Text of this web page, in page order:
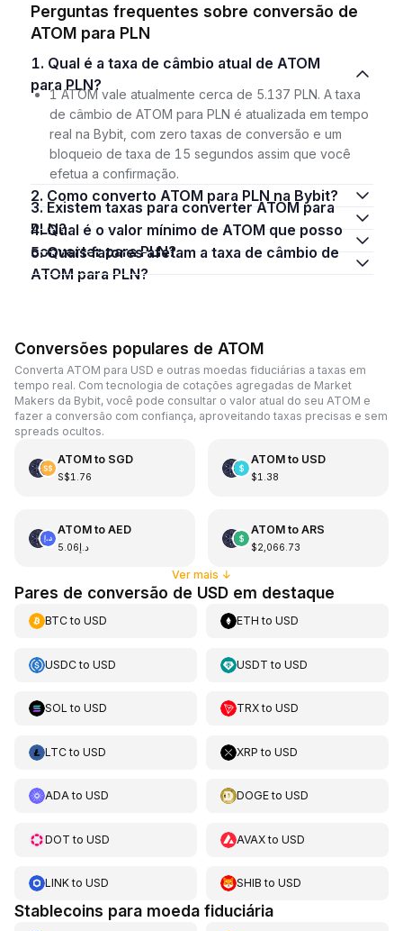
Perguntas frequentes sobre conversão de
ATOM para PLN
1. Qual é a taxa de câmbio atual de ATOM
para PLN?
1 ATOM vale atualmente cerca de 5.137 PLN. A taxa
de câmbio de ATOM para PLN é atualizada em tempo
real na Bybit, com zero taxas de conversão e um
bloqueio de taxa de 15 segundos assim que você
efetua a confirmação.
2. Como converto ATOM para PLN na Bybit?
3. Existem taxas para converter ATOM para
PLN?
4. Qual é o valor mínimo de ATOM que posso
converter para PLN?
5. Quais fatores afetam a taxa de câmbio de
ATOM para PLN?
Conversões populares de ATOM
Converta ATOM para USD e outras moedas fiduciárias a taxas em
tempo real. Com tecnologia de cotações agregadas de Market
Makers da Bybit, você pode consultar o valor atual do seu ATOM e
fazer a conversão com confiança, aproveitando taxas precisas e sem
spreads ocultos.
ATOMto SGD
S$1.76
ATOMto USD
$1.38
ATOMto AED
د.إ5.06
ATOMto ARS
$2,066.73
Ver mais ↓
Pares de conversão de USD em destaque
BTCto USD ETH toUSD
USDCto USD USDT toUSD
SOL to USD TRXtoUSD
LTCto USD XRP toUSD
ADAto USD DOGEtoUSD
DOT to USD AVAXtoUSD
LINKto USD SHIB toUSD
Stablecoins para moeda fiduciária